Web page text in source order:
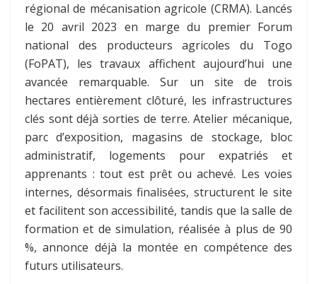
régional de mécanisation agricole (CRMA). Lancés
le 20 avril 2023 en marge du premier Forum
national des producteurs agricoles du Togo
(FoPAT), les travaux affichent aujourd’hui une
avancée remarquable. Sur un site de trois
hectares entièrement clôturé, les infrastructures
clés sont déjà sorties de terre. Atelier mécanique,
parc d’exposition, magasins de stockage, bloc
administratif, logements pour expatriés et
apprenants : tout est prêt ou achevé. Les voies
internes, désormais finalisées, structurent le site
et facilitent son accessibilité, tandis que la salle de
formation et de simulation, réalisée à plus de 90
%, annonce déjà la montée en compétence des
futurs utilisateurs.